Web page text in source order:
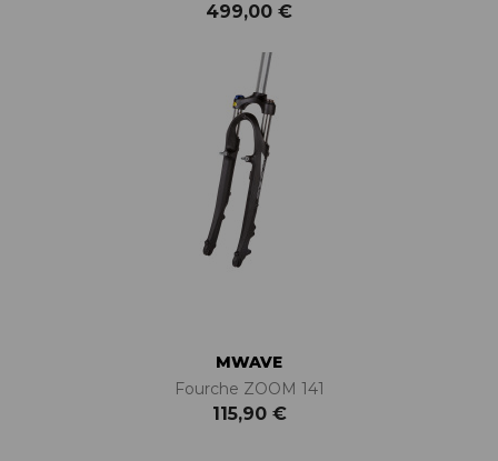
499,00 €
MWAVE
Fourche ZOOM 141
115,90 €